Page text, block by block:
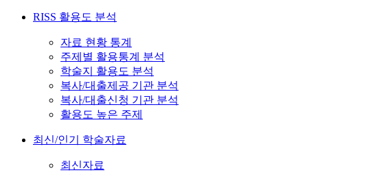
RISS 활용도 분석
자료 현황 통계
주제별 활용통계 분석
학술지 활용도 분석
복사/대출제공 기관 분석
복사/대출신청 기관 분석
활용도 높은 주제
최신/인기 학술자료
최신자료